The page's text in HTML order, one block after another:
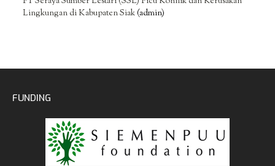
Lingkungan di Kabupaten Siak(admin)
FUNDING